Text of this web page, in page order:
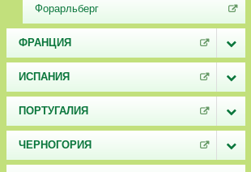
Форарльберг
ФРАНЦИЯ
ИСПАНИЯ
ПОРТУГАЛИЯ
ЧЕРНОГОРИЯ